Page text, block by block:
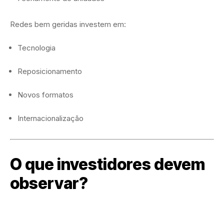
Redes bem geridas investem em:
Tecnologia
Reposicionamento
Novos formatos
Internacionalização
O que investidores devem
observar?